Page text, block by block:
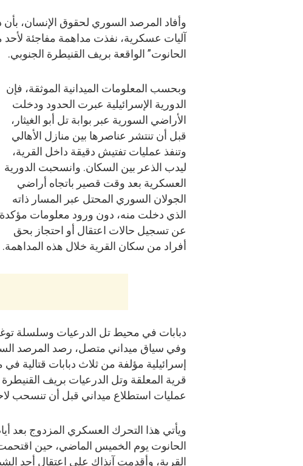
وأفاد المرصد السوري لحقوق الإنسان، بأن
آليات عسكرية، نفذت مداهمة مفاجئة
الحانوت” الواقعة بريف القنيطرة الجنوبي.
وبحسب المعلومات الميدانية الموثقة، فإن
الدورية الإسرائيلية عبرت الحدود ودخلت
الأراضي السورية عبر بوابة تل أبو الغيثار،
قبل أن تنتشر عناصرها بين منازل الأهالي
وتنفذ عمليات تفتيش دقيقة داخل القرية،
ليدب الذعر بين السكان. وانسحبت الدورية
العسكرية بعد وقت قصير باتجاه أراضي
الجولان السوري المحتل عبر المسار ذاته
الذي دخلت منه، دون ورود معلومات مؤكدة
عن تسجيل حالات اعتقال أو احتجاز بحق
أفراد من سكان القرية خلال هذه المداهمة.
دبابات في محيط تل الدرعيات وسلسلة
وفي سياق ميداني متصل، رصد المرصد
إسرائيلية مؤلفة من ثلاث دبابات قتالية
قرية المعلقة وتل الدرعيات بريف
عمليات استطلاع ميداني قبل أن تنسحب
ويأتي هذا التحرك العسكري المزدوج بعد
الحانوت يوم الخميس الماضي، حين
القرية، وأقدمت آنذاك على اعتقال أحد